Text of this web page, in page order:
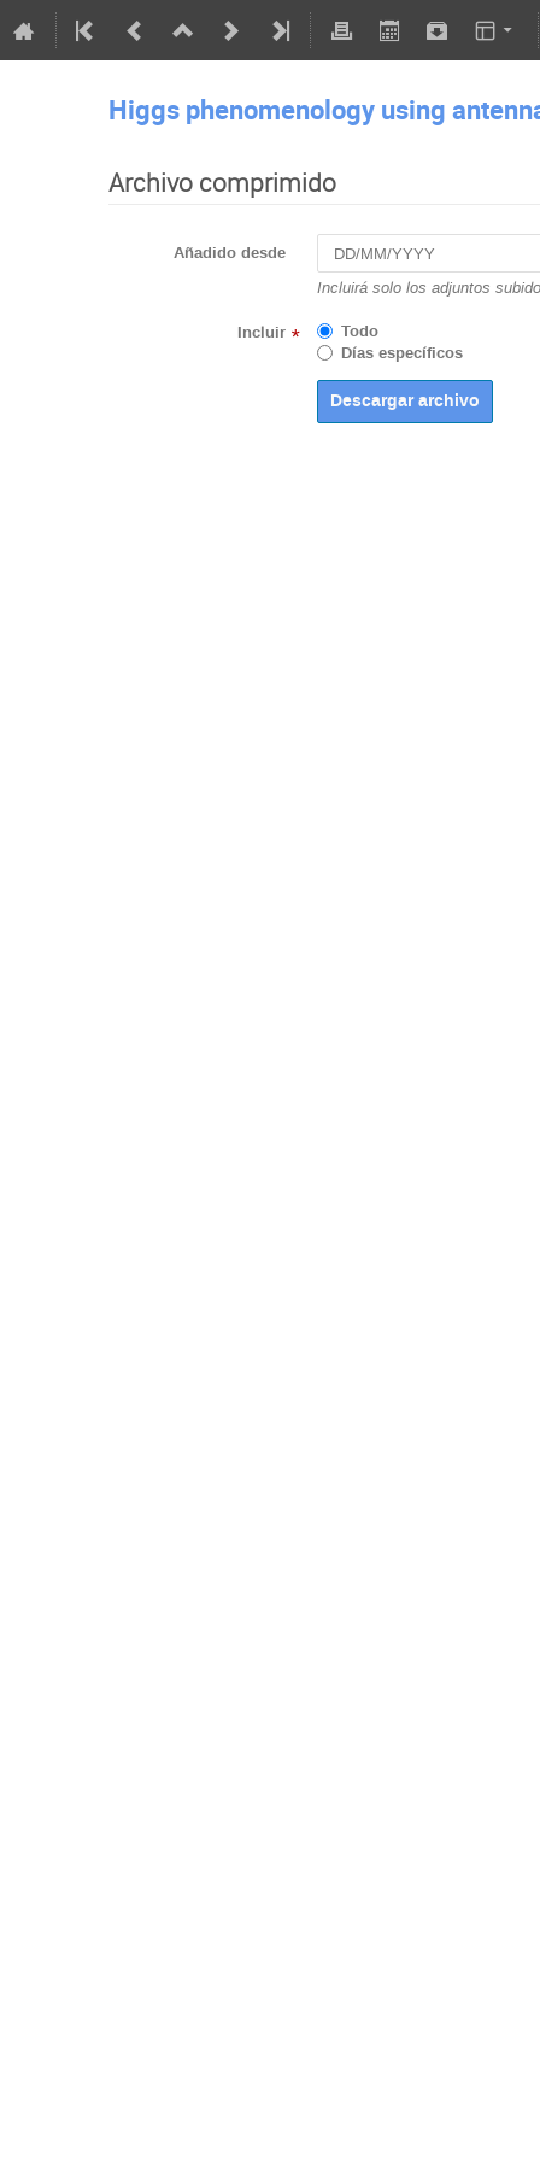
Higgs phenomenology using
Archivo comprimido
Añadido desde
Incluirá solo los adjuntos
Incluir *
Todo
Días específicos